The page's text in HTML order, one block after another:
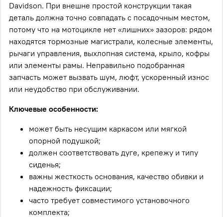
Davidson. При внешне простой конструкции такая
деталь должна точно совпадать с посадочным местом,
потому что на мотоцикле нет «лишних» зазоров: рядом
находятся тормозные магистрали, колесные элементы,
рычаги управления, выхлопная система, крыло, кофры
или элементы рамы. Неправильно подобранная
запчасть может вызвать шум, люфт, ускоренный износ
или неудобство при обслуживании.
Ключевые особенности:
может быть несущим каркасом или мягкой
опорной подушкой;
должен соответствовать дуге, крепежу и типу
сиденья;
важны жесткость основания, качество обивки и
надежность фиксации;
часто требует совместимого установочного
комплекта;